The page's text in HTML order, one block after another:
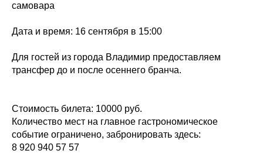
самовара
Дата и время: 16 сентября в 15:00
Для гостей из города Владимир предоставляем
трансфер до и после осеннего бранча.
Стоимость билета: 10000 руб.
Количество мест на главное гастрономическое
событие ограничено, забронировать здесь:
8 920 940 57 57